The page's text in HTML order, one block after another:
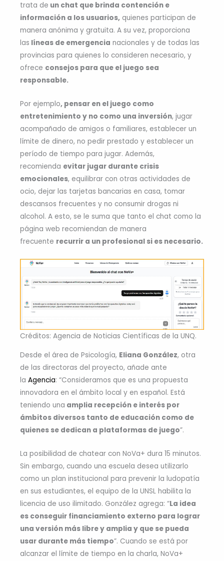
trata de un chat que brinda contención e
información a los usuarios, quienes participan de
manera anónima y gratuita. A su vez, proporciona
las líneas de emergencia nacionales y de todas las
provincias para quienes lo consideren necesario, y
ofrece consejos para que el juego sea
responsable.
Por ejemplo, pensar en el juego como
entretenimiento y no como una inversión, jugar
acompañado de amigos o familiares, establecer un
límite de dinero, no pedir prestado y establecer un
período de tiempo para jugar. Además,
recomienda evitar jugar durante crisis
emocionales, equilibrar con otras actividades de
ocio, dejar las tarjetas bancarias en casa, tomar
descansos frecuentes y no consumir drogas ni
alcohol. A esto, se le suma que tanto el chat como la
página web recomiendan de manera
frecuente recurrir a un profesional si es necesario.
Créditos: Agencia de Noticias Científicas de la UNQ.
Desde el área de Psicología, Eliana González, otra
de las directoras del proyecto, añade ante
la Agencia: “Consideramos que es una propuesta
innovadora en el ámbito local y en español. Está
teniendo una amplia recepción e interés por
ámbitos diversos tanto de educación como de
quienes se dedican a plataformas de juego”.
La posibilidad de chatear con NoVa+ dura 15 minutos.
Sin embargo, cuando una escuela desea utilizarlo
como un plan institucional para prevenir la ludopatía
en sus estudiantes, el equipo de la UNSL habilita la
licencia de uso ilimitado. González agrega: “La idea
es conseguir financiamiento externo para lograr
una versión más libre y amplia y que se pueda
usar durante más tiempo”. Cuando se está por
alcanzar el límite de tiempo en la charla, NoVa+